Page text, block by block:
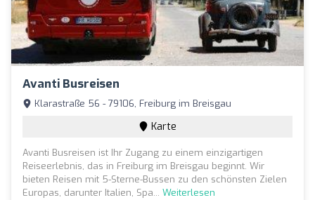
Avanti Busreisen
Klarastraße 56 - 79106, Freiburg im Breisgau
Karte
Avanti Busreisen ist Ihr Zugang zu einem einzigartigen
Reiseerlebnis, das in Freiburg im Breisgau beginnt. Wir
bieten Reisen mit 5-Sterne-Bussen zu den schönsten Zielen
Europas, darunter Italien, Spa... Weiterlesen